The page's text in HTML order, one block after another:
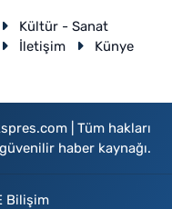
Kültür - Sanat
İletişim Künye
| Tüm hakları
haber kaynağı.
Bilişim